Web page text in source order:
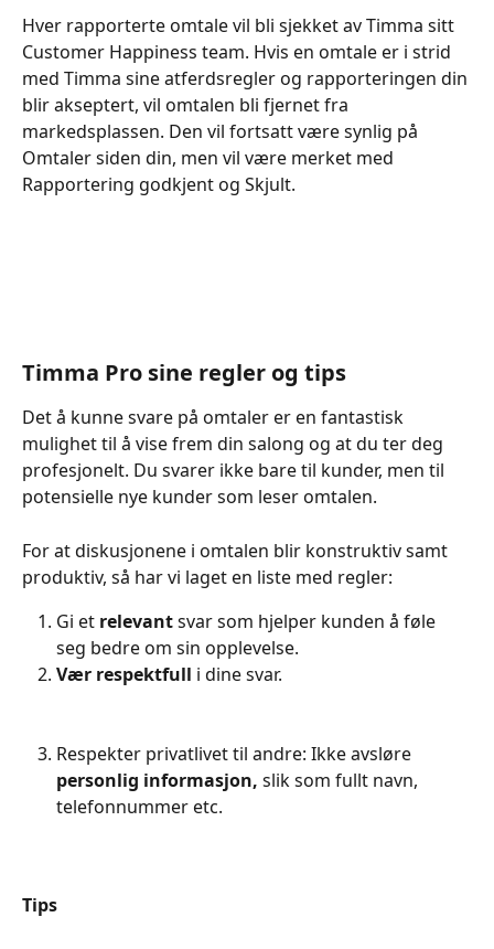
Hver rapporterte omtale vil bli sjekket av Timma sitt
Customer Happiness team. Hvis en omtale er i strid
med Timma sine atferdsregler og rapporteringen din
blir akseptert, vil omtalen bli fjernet fra
markedsplassen. Den vil fortsatt være synlig på
Omtaler siden din, men vil være merket med
Rapportering godkjent og Skjult.
Timma Pro sine regler og tips
Det å kunne svare på omtaler er en fantastisk
mulighet til å vise frem din salong og at du ter deg
profesjonelt. Du svarer ikke bare til kunder, men til
potensielle nye kunder som leser omtalen.
For at diskusjonene i omtalen blir konstruktiv samt
produktiv, så har vi laget en liste med regler:
Gi et relevant svar som hjelper kunden å føle
seg bedre om sin opplevelse.
Vær respektfull i dine svar.
Respekter privatlivet til andre: Ikke avsløre
personlig informasjon, slik som fullt navn,
telefonnummer etc.
Tips